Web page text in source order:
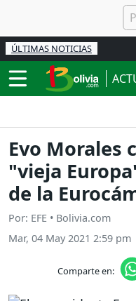
ÚLTIMAS NOTICIAS
Evo Morales
"vieja
de la
Por: EFE • Bolivia.com
Mar, 04 May 2021 2:59 pm
Comparte en: